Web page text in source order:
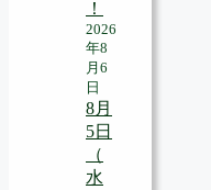
！
2026
年8
月6
日
8月
5日
（
水